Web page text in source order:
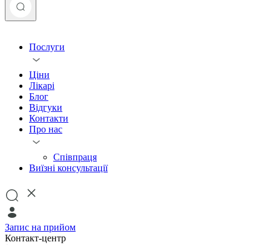
Послуги
Ціни
Лікарі
Блог
Відгуки
Контакти
Про нас
Співпраця
Виїзні консультації
Запис на прийом
Контакт-центр